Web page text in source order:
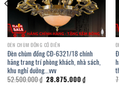
ĐÈN CHÙM ĐỒNG CỔ ĐIỂN
Đèn chùm đồng CĐ-6321/18 chính
hãng trang trí phòng khách, nhà sách,
khu nghỉ dưỡng…vvv
52.500.000₫ Giá
gốc
28.875.000 ₫Giá
hiện